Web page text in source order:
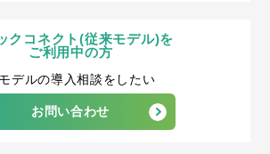
クコネクト(従来モデル)を
ご利用中の方
デルの導入相談をしたい
お問い合わせ